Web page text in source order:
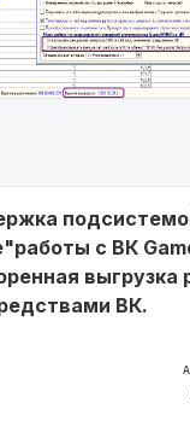
с ВК
выгрузка
ВК.